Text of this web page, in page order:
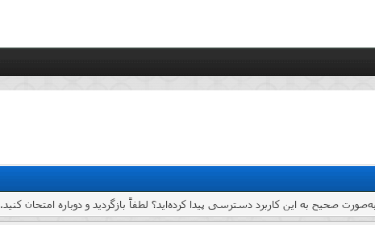
صحیح به این کاربرد دسترسی پیدا کرده‌اید؟ لطفاً بازگردید و دوباره امتحان کنید.